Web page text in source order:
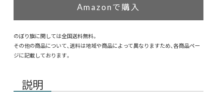
Amazonで購入
のぼり旗に関しては全国送料無料。
その他の商品について、送料は地域や商品によって異なりますため、各商品ペー
ジに記載しております。
説明